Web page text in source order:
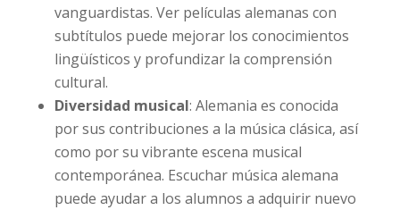
vanguardistas. Ver películas alemanas con
subtítulos puede mejorar los conocimientos
lingüísticos y profundizar la comprensión
cultural.
Diversidad musical: Alemania es conocida
por sus contribuciones a la música clásica, así
como por su vibrante escena musical
contemporánea. Escuchar música alemana
puede ayudar a los alumnos a adquirir nuevo